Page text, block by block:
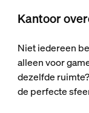
Kantoor
Niet iedereen
alleen voor
dezelfde
de perfecte